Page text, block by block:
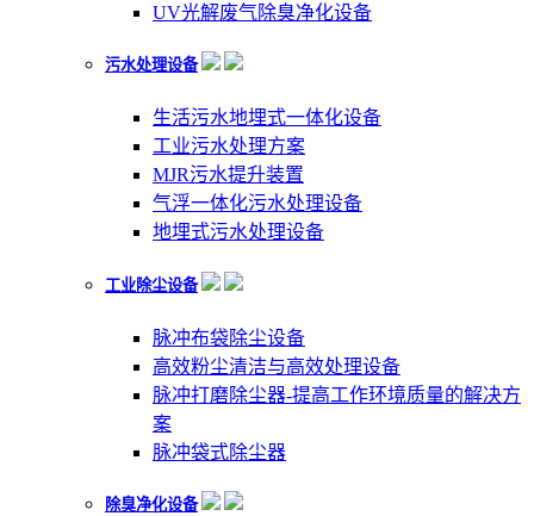
UV光解废气除臭净化设备
污水处理设备
生活污水地埋式一体化设备
工业污水处理方案
MJR污水提升装置
气浮一体化污水处理设备
地埋式污水处理设备
工业除尘设备
脉冲布袋除尘设备
高效粉尘清洁与高效处理设备
脉冲打磨除尘器-提高工作环境质量的解决方
案
脉冲袋式除尘器
除臭净化设备